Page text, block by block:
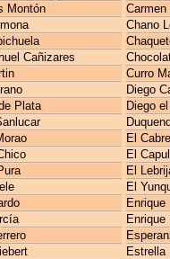
Montón
Cañizares
Plata
Carmen
Chano
Curro
Diego
Diego
El
El
El
El
Enrique
Estrella